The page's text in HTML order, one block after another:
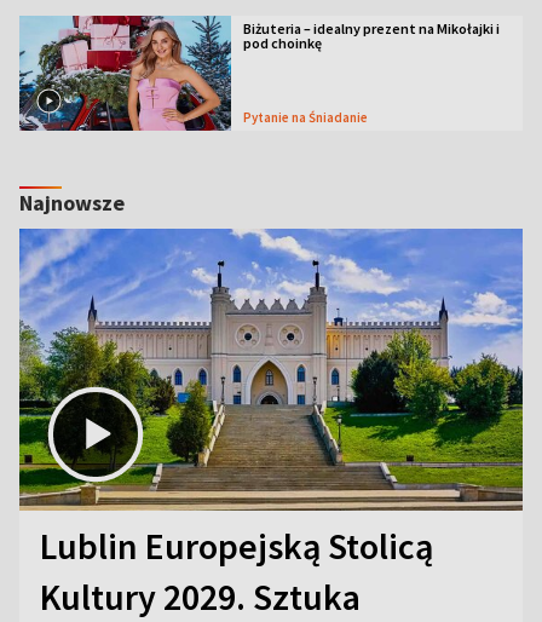
Biżuteria – idealny prezent na Mikołajki i
pod choinkę
Pytanie na Śniadanie
Najnowsze
Lublin Europejską Stolicą
Kultury 2029. Sztuka